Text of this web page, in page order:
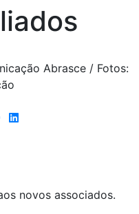
Abrasce / Fotos:
novos associados.